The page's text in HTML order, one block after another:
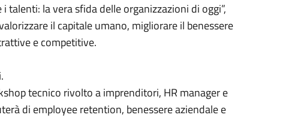
talenti: la vera sfida delle organizzazioni di oggi”,
il capitale umano, migliorare il benessere
e competitive.
tecnico rivolto a imprenditori, HR manager e
di employee retention, benessere aziendale e